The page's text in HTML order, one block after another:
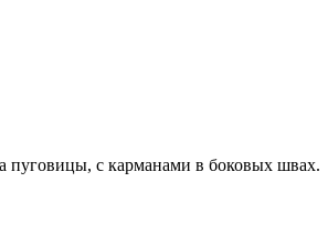
пуговицы, с карманами в боковых швах.